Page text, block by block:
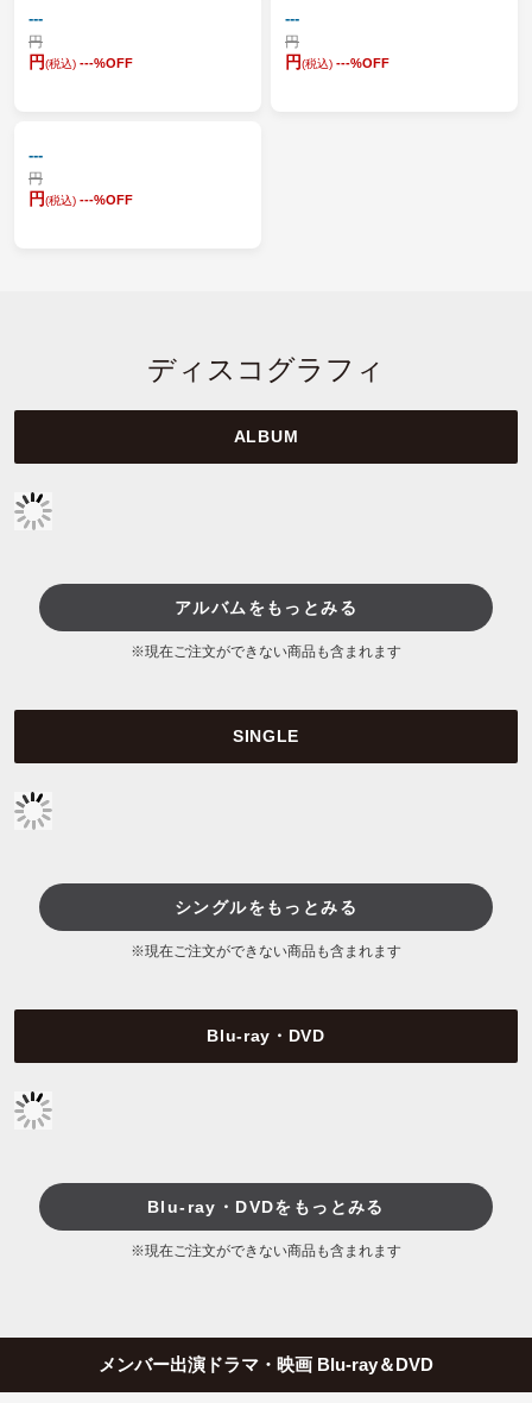
---
円
円(税込) ---%OFF
---
円
円(税込) ---%OFF
---
円
円(税込) ---%OFF
ディスコグラフィ
ALBUM
アルバムをもっとみる
※現在ご注文ができない商品も含まれます
SINGLE
シングルをもっとみる
※現在ご注文ができない商品も含まれます
Blu-ray・DVD
Blu-ray・DVDをもっとみる
※現在ご注文ができない商品も含まれます
メンバー出演ドラマ・映画 Blu-ray＆DVD